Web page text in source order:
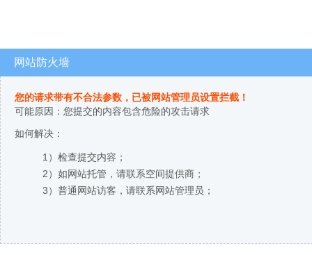
网站防火墙
您的请求带有不合法参数，已被网站管理员设置拦截！
可能原因：您提交的内容包含危险的攻击请求
如何解决：
1）检查提交内容；
2）如网站托管，请联系空间提供商；
3）普通网站访客，请联系网站管理员；